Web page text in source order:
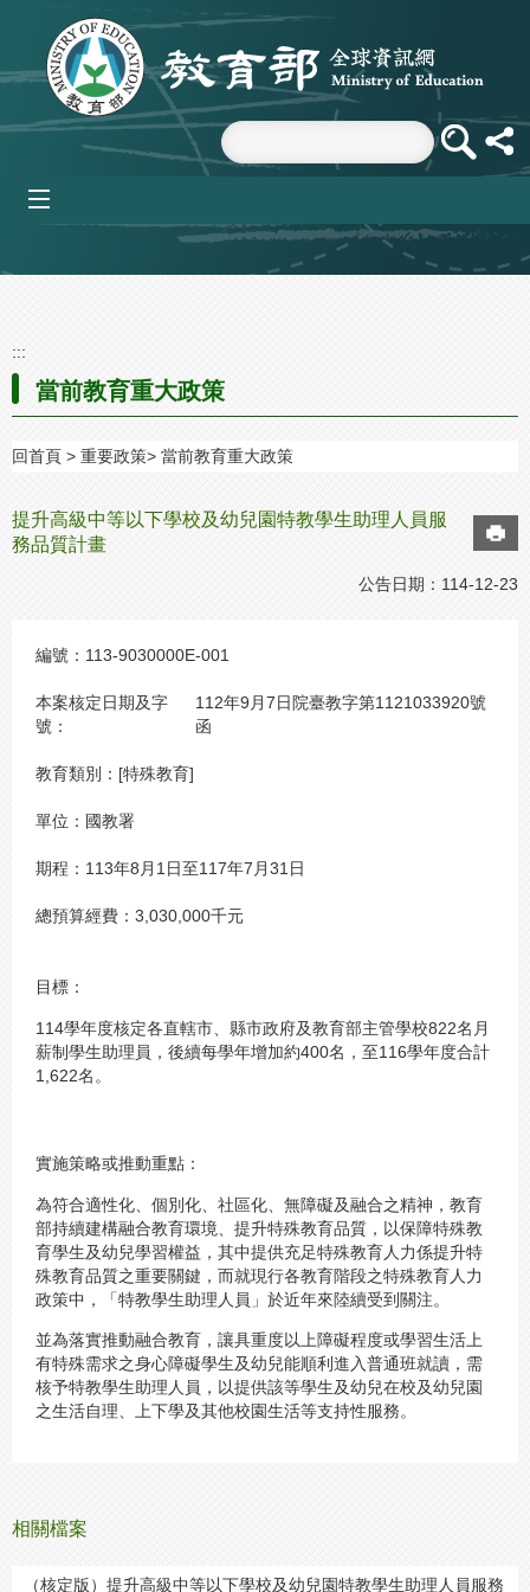
跳到主要內容區塊
:::
當前教育重大政策
回首頁 重要政策 當前教育重大政策
提升高級中等以下學校及幼兒園特教學生助理人員服
務品質計畫
公告日期： 114-12-23
編號： 113-9030000E-001
本案核定日期及字
號：
112年9月7日院臺教字第1121033920號
函
教育類別： [特殊教育]
單位： 國教署
期程： 113年8月1日至117年7月31日
總預算經費： 3,030,000千元
目標：
114學年度核定各直轄市、縣市政府及教育部主管學校822名月
薪制學生助理員，後續每學年增加約400名，至116學年度合計
1,622名。
實施策略或推動重點：
為符合適性化、個別化、社區化、無障礙及融合之精神，教育
部持續建構融合教育環境、提升特殊教育品質，以保障特殊教
育學生及幼兒學習權益，其中提供充足特殊教育人力係提升特
殊教育品質之重要關鍵，而就現行各教育階段之特殊教育人力
政策中，「特教學生助理人員」於近年來陸續受到關注。
並為落實推動融合教育，讓具重度以上障礙程度或學習生活上
有特殊需求之身心障礙學生及幼兒能順利進入普通班就讀，需
核予特教學生助理人員，以提供該等學生及幼兒在校及幼兒園
之生活自理、上下學及其他校園生活等支持性服務。
相關檔案
（核定版）提升高級中等以下學校及幼兒園特教學生助理人員服務